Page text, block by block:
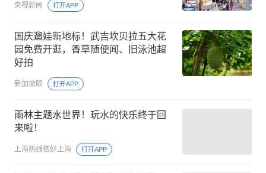
央视新闻 打开APP
国庆遛娃新地标！武吉坎贝拉五大花
园免费开逛，香草随便闻、旧泳池超
好拍
新加坡眼 打开APP
雨林主题水世界！玩水的快乐终于回
来啦！
上海热线侬好上海 打开APP